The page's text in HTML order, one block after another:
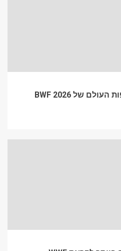
מדוע צ'ן-טו פרשה מאליפות העולם של BWF 2026